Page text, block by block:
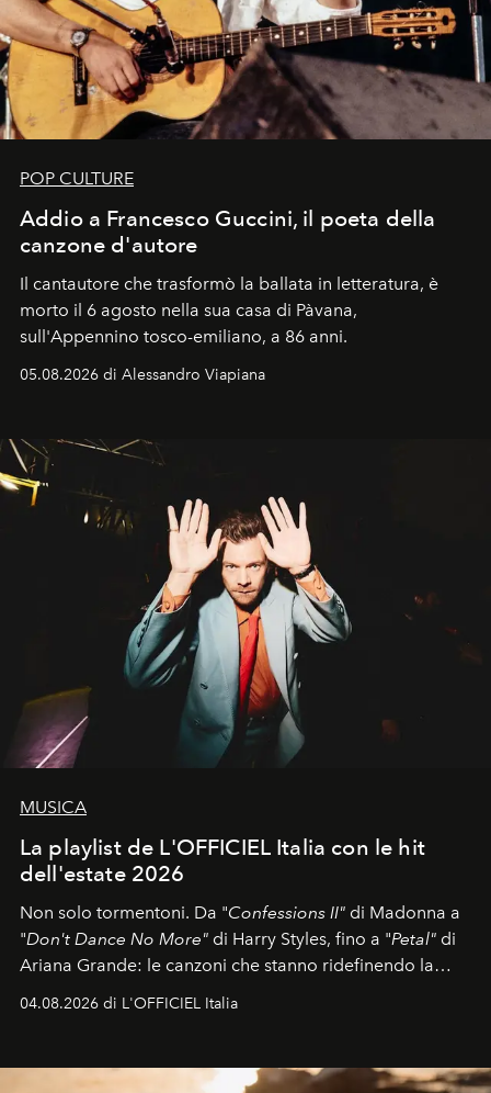
POP CULTURE
Addio a Francesco Guccini, il poeta della
canzone d'autore
Il cantautore che trasformò la ballata in letteratura, è
morto il 6 agosto nella sua casa di Pàvana,
sull'Appennino tosco-emiliano, a 86 anni.
05.08.2026 di Alessandro Viapiana
MUSICA
La playlist de L'OFFICIEL Italia con le hit
dell'estate 2026
Non solo tormentoni. Da "Confessions II" di Madonna a
"Don't Dance No More" di Harry Styles, fino a "Petal" di
Ariana Grande: le canzoni che stanno ridefinendo la
colonna sonora della stagione.
04.08.2026 di L'OFFICIEL Italia